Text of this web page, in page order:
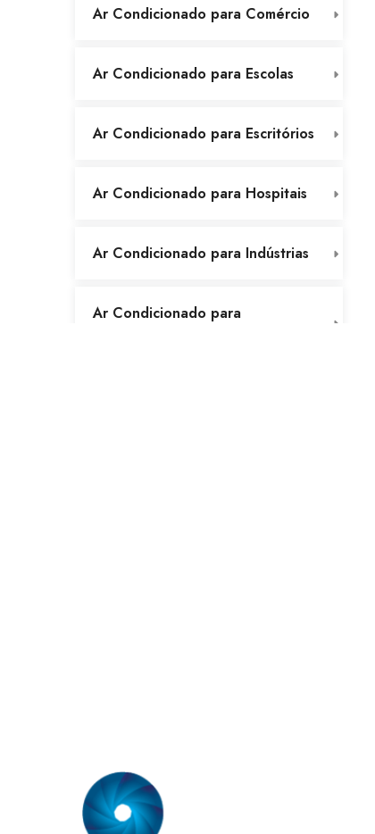
Ar Condicionado para Comércio
Ar Condicionado para Escolas
Ar Condicionado para Escritórios
Ar Condicionado para Hospitais
Ar Condicionado para Indústrias
Ar Condicionado para